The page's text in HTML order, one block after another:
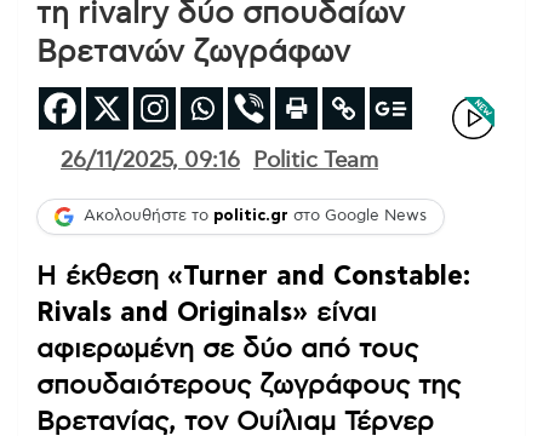
τη rivalry δύο σπουδαίων
Βρετανών ζωγράφων
26/11/2025, 09:16 Politic Team
Ακολουθήστε το politic.gr στο Google News
Η έκθεση «Turner and Constable:
Rivals and Originals» είναι
αφιερωμένη σε δύο από τους
σπουδαιότερους ζωγράφους της
Βρετανίας, τον Ουίλιαμ Τέρνερ